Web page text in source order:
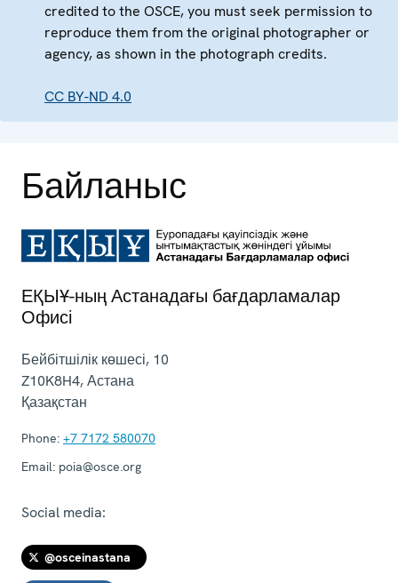
credited to the OSCE, you must seek permission to
reproduce them from the original photographer or
agency, as shown in the photograph credits.
CC BY-ND 4.0
Байланыс
ЕҚЫҰ-ның Астанадағы бағдарламалар
Офисі
Бейбітшілік көшесі, 10
Z10K8H4,Астана
Қазақстан
Phone: +7 7172 580070
Email: poia@osce.org
Social media:
@osceinastana